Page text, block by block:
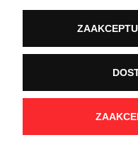
POKAŻ
wyróżnienia są